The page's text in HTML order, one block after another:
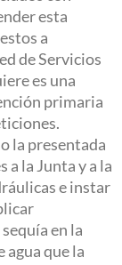
esta
a
de Servicios
es una
primaria
la presentada
a la Junta y a la
e instar
en la
agua que la